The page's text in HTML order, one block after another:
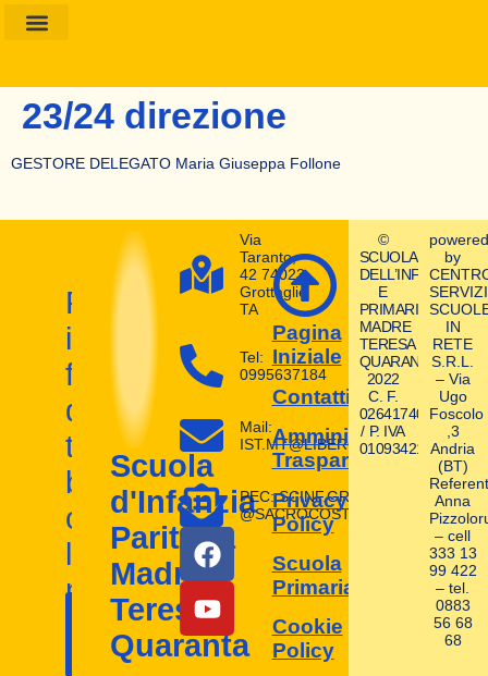
23/24 direzione
GESTORE DELEGATO Maria Giuseppa Follone
Contattaci
ora!
Prepara
il
futuro
dei
tuoi
bambini
con
nostra
scuola
d'infanzia
I nostri
contatti
Scuola
d'Infanzia
Paritaria
Madre
Teresa
Quaranta
Via
Taranto,
42 74023
Grottaglie
TA
Tel:
0995637184
Mail:
IST.MT@LIBERO.IT
PEC: SCINF.GROTTAGLIE
Pagina
Iniziale
Contatti
Amministrazione
Trasparente
Privacy
Policy
Scuola
Primaria
Cookie
Policy
©
SCUOLA
DELL’INFANZIA
E
PRIMARIA
MADRE
TERESA
QUARANTA
2022
C. F.
02641740580
/ P. IVA
01093421004
powered
by
SERVIZI
IN
RETE
S.R.L.
– Via
Ugo
Foscolo
,3
Andria
(BT)
Anna
– cell
333 13
99 422
– tel.
0883
56 68
68